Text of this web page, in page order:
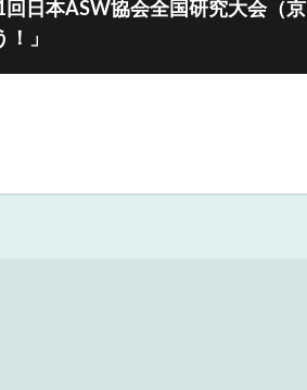
日本ASW協会全国研究大会（京
」